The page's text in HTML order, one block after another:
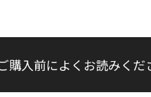
購入前によくお読みくだ